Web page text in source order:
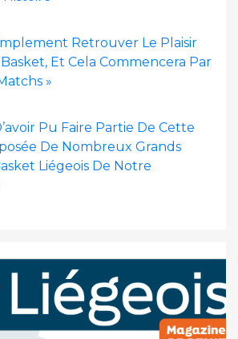
Retrouver Le Plaisir
Et Cela Commencera Par
»
Pu Faire Partie De Cette
De Nombreux Grands
Liégeois De Notre